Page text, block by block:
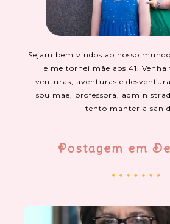
Sejam bem vindos ao nosso
e me tornei mãe aos 41. Venha
venturas, aventuras e
sou mãe, professora,
tento manter a
Postagem em